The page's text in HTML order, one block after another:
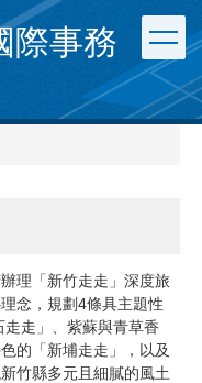
際事務
理「新竹走走」深度旅
念，規劃4條具主題性
走」、紫蘇與青草香
的「新埔走走」，以及
竹縣多元且細膩的風土